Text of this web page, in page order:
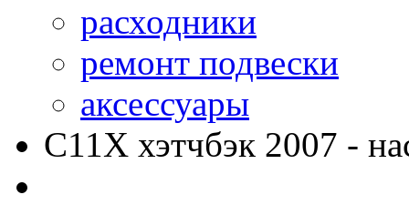
расходники
ремонт подвески
аксессуары
C11X хэтчбэк 2007 -